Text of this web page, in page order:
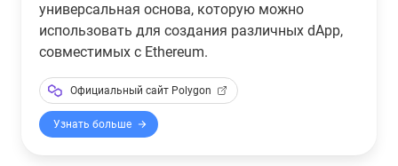
универсальная основа, которую можно
использовать для создания различных dApp,
совместимых с Ethereum.
Официальный сайт Polygon
Узнать больше